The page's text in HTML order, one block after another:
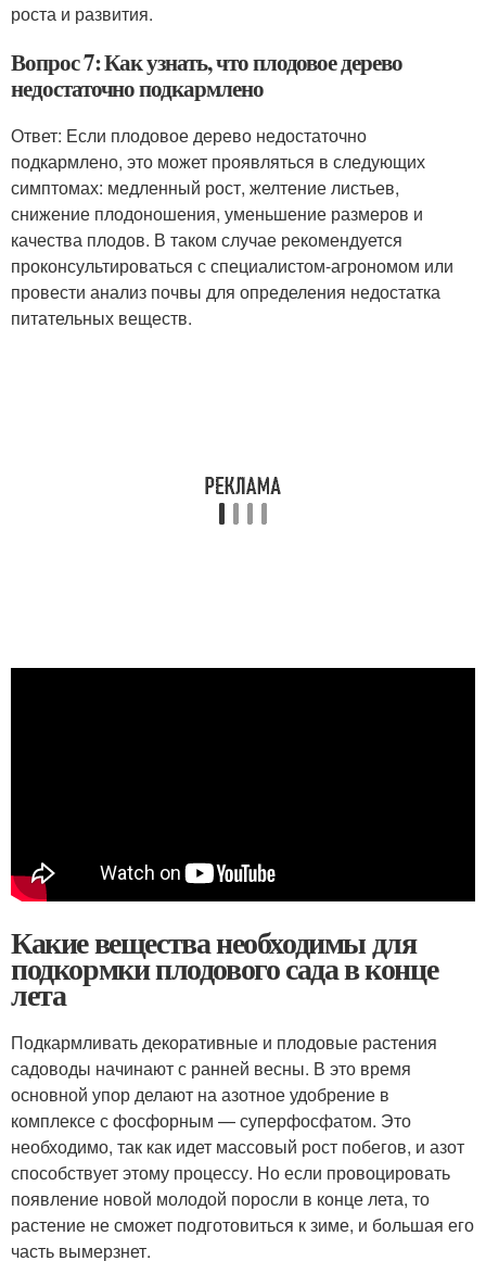
роста и развития.
Вопрос 7: Как узнать, что плодовое дерево
недостаточно подкармлено
Ответ: Если плодовое дерево недостаточно
подкармлено, это может проявляться в следующих
симптомах: медленный рост, желтение листьев,
снижение плодоношения, уменьшение размеров и
качества плодов. В таком случае рекомендуется
проконсультироваться с специалистом-агрономом или
провести анализ почвы для определения недостатка
питательных веществ.
Какие вещества необходимы для
подкормки плодового сада в конце
лета
Подкармливать декоративные и плодовые растения
садоводы начинают с ранней весны. В это время
основной упор делают на азотное удобрение в
комплексе с фосфорным — суперфосфатом. Это
необходимо, так как идет массовый рост побегов, и азот
способствует этому процессу. Но если провоцировать
появление новой молодой поросли в конце лета, то
растение не сможет подготовиться к зиме, и большая его
часть вымерзнет.